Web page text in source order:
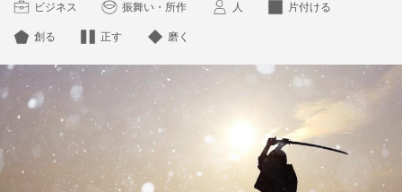
ビジネス 振舞い・所作 人 片付ける
創る 正す 磨く